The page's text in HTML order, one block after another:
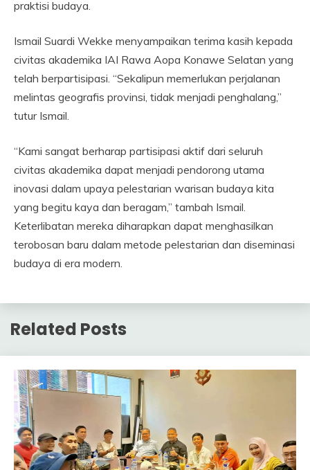
praktisi budaya.
Ismail Suardi Wekke menyampaikan terima kasih kepada
civitas akademika IAI Rawa Aopa Konawe Selatan yang
telah berpartisipasi. “Sekalipun memerlukan perjalanan
melintas geografis provinsi, tidak menjadi penghalang,”
tutur Ismail.
“Kami sangat berharap partisipasi aktif dari seluruh
civitas akademika dapat menjadi pendorong utama
inovasi dalam upaya pelestarian warisan budaya kita
yang begitu kaya dan beragam,” tambah Ismail.
Keterlibatan mereka diharapkan dapat menghasilkan
terobosan baru dalam metode pelestarian dan diseminasi
budaya di era modern.
Related Posts